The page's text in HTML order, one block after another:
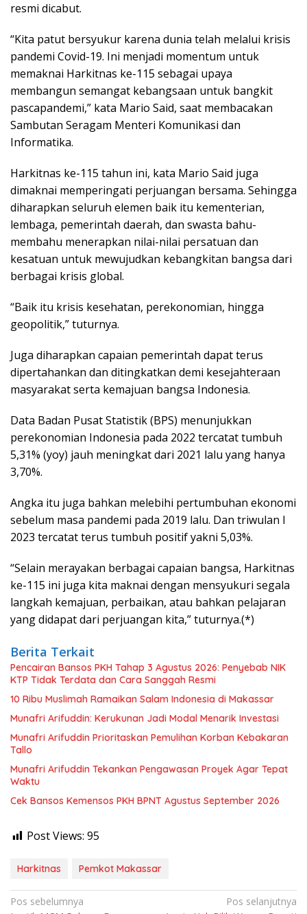
resmi dicabut.
“Kita patut bersyukur karena dunia telah melalui krisis
pandemi Covid-19. Ini menjadi momentum untuk
memaknai Harkitnas ke-115 sebagai upaya
membangun semangat kebangsaan untuk bangkit
pascapandemi,” kata Mario Said, saat membacakan
Sambutan Seragam Menteri Komunikasi dan
Informatika.
Harkitnas ke-115 tahun ini, kata Mario Said juga
dimaknai memperingati perjuangan bersama. Sehingga
diharapkan seluruh elemen baik itu kementerian,
lembaga, pemerintah daerah, dan swasta bahu-
membahu menerapkan nilai-nilai persatuan dan
kesatuan untuk mewujudkan kebangkitan bangsa dari
berbagai krisis global.
“Baik itu krisis kesehatan, perekonomian, hingga
geopolitik,” tuturnya.
Juga diharapkan capaian pemerintah dapat terus
dipertahankan dan ditingkatkan demi kesejahteraan
masyarakat serta kemajuan bangsa Indonesia.
Data Badan Pusat Statistik (BPS) menunjukkan
perekonomian Indonesia pada 2022 tercatat tumbuh
5,31% (yoy) jauh meningkat dari 2021 lalu yang hanya
3,70%.
Angka itu juga bahkan melebihi pertumbuhan ekonomi
sebelum masa pandemi pada 2019 lalu. Dan triwulan I
2023 tercatat terus tumbuh positif yakni 5,03%.
“Selain merayakan berbagai capaian bangsa, Harkitnas
ke-115 ini juga kita maknai dengan mensyukuri segala
langkah kemajuan, perbaikan, atau bahkan pelajaran
yang didapat dari perjuangan kita,” tuturnya.(*)
Berita Terkait
Pencairan Bansos PKH Tahap 3 Agustus 2026: Penyebab NIK
KTP Tidak Terdata dan Cara Sanggah Resmi
10 Ribu Muslimah Ramaikan Salam Indonesia di Makassar
Munafri Arifuddin: Kerukunan Jadi Modal Menarik Investasi
Munafri Arifuddin Prioritaskan Pemulihan Korban Kebakaran
Tallo
Munafri Arifuddin Tekankan Pengawasan Proyek Agar Tepat
Waktu
Cek Bansos Kemensos PKH BPNT Agustus September 2026
Post Views: 95
Harkitnas Pemkot Makassar
Navigasi
Pos sebelumnya
Pos selanjutnya